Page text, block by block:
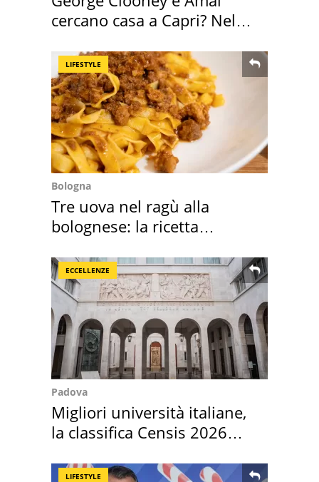
cercano casa a Capri? Nel
LIFESTYLE
Bologna
Tre uova nel ragù alla
bolognese: la ricetta
ECCELLENZE
Padova
Migliori università italiane,
la classifica Censis 2026
LIFESTYLE